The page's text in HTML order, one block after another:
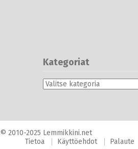
Kategoriat
Kategoriat
© 2010-2025 Lemmikkini.net
Tietoa
Käyttöehdot Palaute